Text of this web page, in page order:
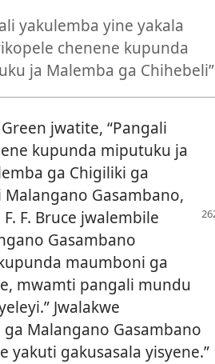
yakulemba yine yakala
chenene kupunda
ja Malemba ga Chihebeli”
jwatite, “Pangali
kupunda miputuku ja
ga Chigiliki ga
Gasambano,
F. Bruce jwalembile
Gasambano
maumboni ga
mwamti pangali mundu
Jwalakwe
Malangano Gasambano
gakusasala yisyene.”